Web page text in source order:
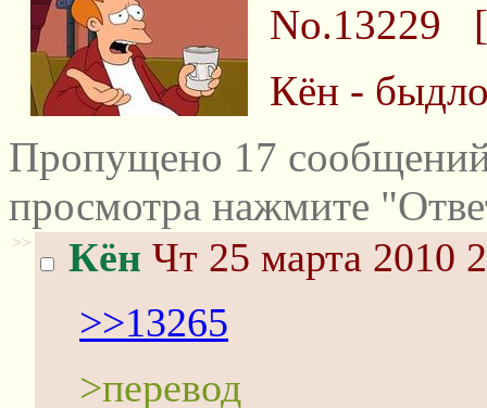
No.13229 [
Кён -
Пропущено 17
просмотра нажмите
>> Кён Чт 25 марта 2010
>>13265
>перевод